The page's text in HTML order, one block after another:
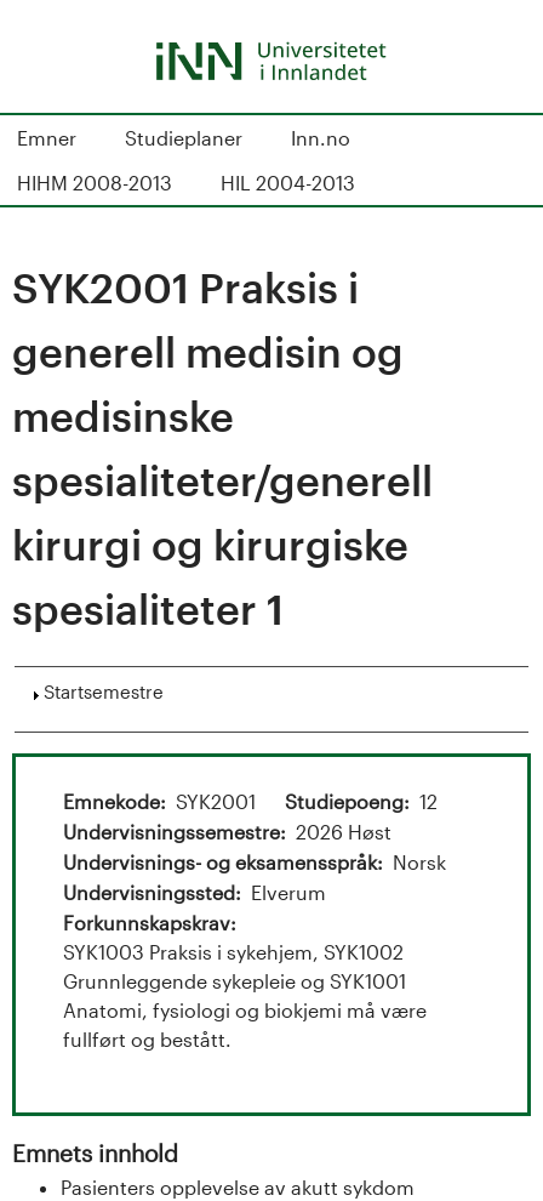
S
d
e
k
a
t
a
g
s
Emner Studieplaner
Inn.no
HIHM 2008-2013
HIL 2004-2013
SYK2001 Praksis i
generell medisin og
medisinske
spesialiteter/generell
kirurgi og kirurgiske
spesialiteter 1
Vis
Startsemestre
Emnekode SYK2001 Studiepoeng
12
Undervisningssemestre
2026 Høst
Undervisnings- og eksamensspråk
Norsk
Undervisningssted
Elverum
Forkunnskapskrav
SYK1003 Praksis i sykehjem, SYK1002
Grunnleggende sykepleie og SYK1001
Anatomi, fysiologi og biokjemi må være
fullført og bestått.
Emnets innhold
Pasienters opplevelse av akutt sykdom